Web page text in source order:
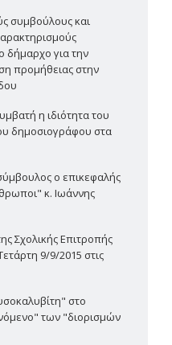
συμβούλους και
δήμαρχο για την
προμήθειας στην
η ιδιότητα του
δημοσιογράφου στα
ο επικεφαλής
κ. Ιωάννης
Σχολικής Επιτροπής
9/9/2015 στις
στο
των "διορισμών